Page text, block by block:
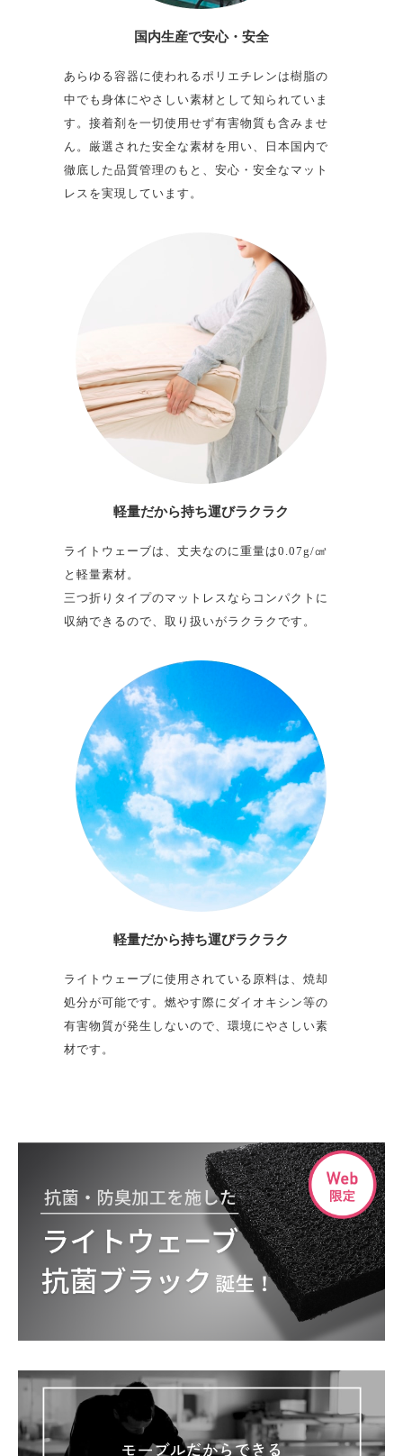
国内生産で安心・安全
あらゆる容器に使われるポリエチレンは樹脂の
中でも身体にやさしい素材として知られていま
す。接着剤を一切使用せず有害物質も含みませ
ん。厳選された安全な素材を用い、日本国内で
徹底した品質管理のもと、安心・安全なマット
レスを実現しています。
軽量だから持ち運びラクラク
ライトウェーブは、丈夫なのに重量は0.07g/㎤
と軽量素材。
三つ折りタイプのマットレスならコンパクトに
収納できるので、取り扱いがラクラクです。
軽量だから持ち運びラクラク
ライトウェーブに使用されている原料は、焼却
処分が可能です。燃やす際にダイオキシン等の
有害物質が発生しないので、環境にやさしい素
材です。